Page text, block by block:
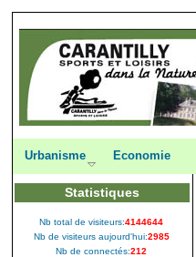
Urbanisme Economie
Statistiques
Nb total de visiteurs:4144644
Nb de visiteurs aujourd'hui:2985
Nb de connectés:212